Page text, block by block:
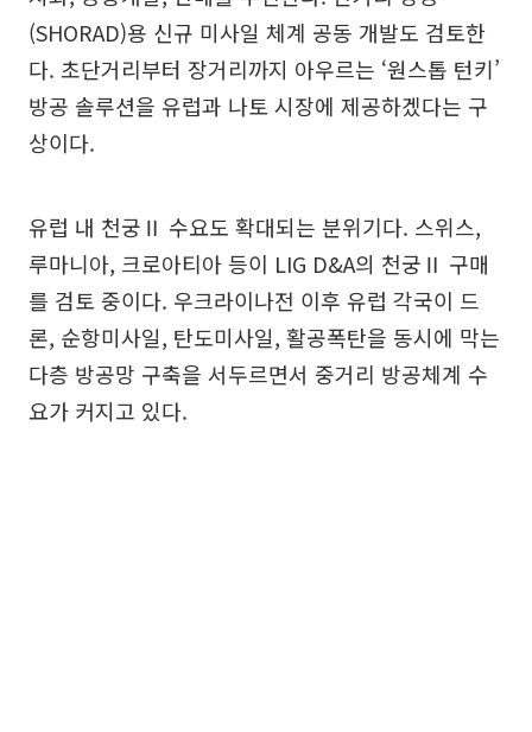
(SHORAD)용 신규 미사일 체계 공동 개발도 검토한
다. 초단거리부터 장거리까지 아우르는 ‘원스톱 턴키’
방공 솔루션을 유럽과 나토 시장에 제공하겠다는 구
상이다.
유럽 내 천궁Ⅱ 수요도 확대되는 분위기다. 스위스,
루마니아, 크로아티아 등이 LIG D&A의 천궁Ⅱ 구매
를 검토 중이다. 우크라이나전 이후 유럽 각국이 드
론, 순항미사일, 탄도미사일, 활공폭탄을 동시에 막는
다층 방공망 구축을 서두르면서 중거리 방공체계 수
요가 커지고 있다.